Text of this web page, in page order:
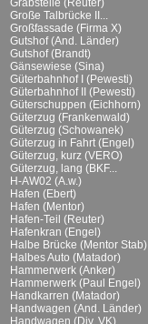
Grabstelle (Reuter)
Große Talbrücke II...
Großfassade (Firma X)
Gutshof (And. Länder)
Gutshof (Brandt)
Gänsewiese (Sina)
Güterbahnhof I (Pewesti)
Güterbahnhof II (Pewesti)
Güterschuppen (Eichhorn)
Güterzug (Frankenwald)
Güterzug (Schowanek)
Güterzug in Fahrt (Engel)
Güterzug, kurz (VERO)
Güterzug, lang (BKF...
H-AW02 (A.w.)
Hafen (Ebert)
Hafen (Mentor)
Hafen-Teil (Reuter)
Hafenkran (Engel)
Halbe Brücke (Mentor Stab)
Halbes Auto (Matador)
Hammerwerk (Anker)
Hammerwerk (Paul Engel)
Handkarren (Matador)
Handwagen (And. Länder)
Handwagen (Div. VK)